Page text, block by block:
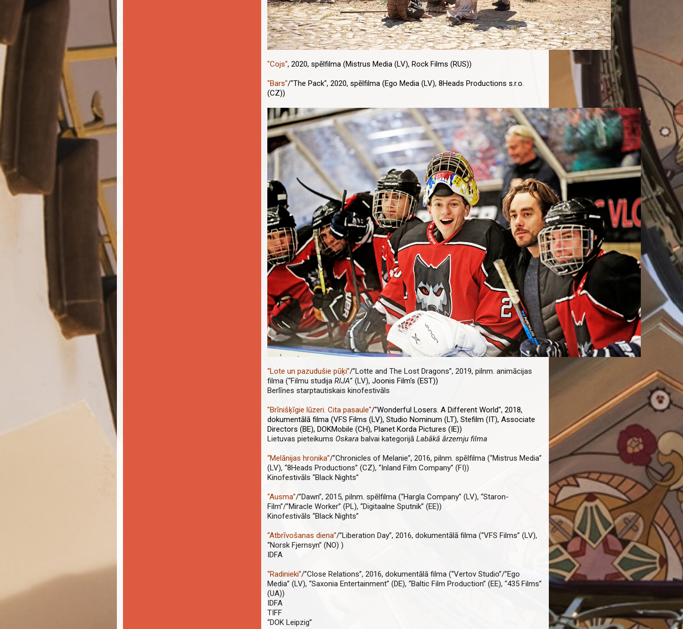
"Cojs", 2020, spēlfilma (Mistrus Media (LV), Rock Films (RUS))
"Bars"/"The Pack", 2020, spēlfilma (Ego Media (LV), 8Heads Productions s.r.o.
(CZ))
“Lote un pazudušie pūķi”/”Lotte and The Lost Dragons”, 2019, pilnm. animācijas
filma (“Filmu studija RIJA” (LV), Joonis Film‘s (EST))
Berlīnes starptautiskais kinofestivāls
"Brīnišķīgie lūzeri. Cita pasaule"/"Wonderful Losers. A Different World", 2018,
dokumentālā filma (VFS Films (LV), Studio Nominum (LT), Stefilm (IT), Associate
Directors (BE), DOKMobile (CH), Planet Korda Pictures (IE))
Lietuvas pieteikums Oskara balvai kategorijā Labākā ārzemju filma
“Melānijas hronika”/”Chronicles of Melanie”, 2016, pilnm. spēlfilma (“Mistrus Media”
(LV), “8Heads Productions” (CZ), “Inland Film Company” (FI))
Kinofestivāls “Black Nights”
“Ausma”/”Dawn”, 2015, pilnm. spēlfilma (“Hargla Company” (LV), “Staron-
Film”/”Miracle Worker” (PL), “Digitaalne Sputnik” (EE))
Kinofestivāls “Black Nights”
“Atbrīvošanas diena”/”Liberation Day”, 2016, dokumentālā filma (“VFS Films” (LV),
“Norsk Fjernsyn” (NO) )
IDFA
“Radinieki”/”Close Relations”, 2016, dokumentālā filma (“Vertov Studio”/”Ego
Media” (LV), “Saxonia Entertainment” (DE), “Baltic Film Production” (EE), “435 Films”
(UA))
IDFA
TIFF
“DOK Leipzig”